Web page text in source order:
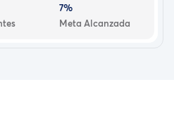
7%
Meta Alcanzada